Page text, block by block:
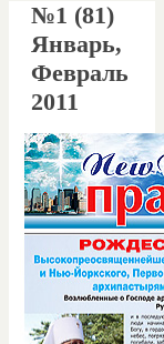
№1 (81)
Январь,
Февраль
2011